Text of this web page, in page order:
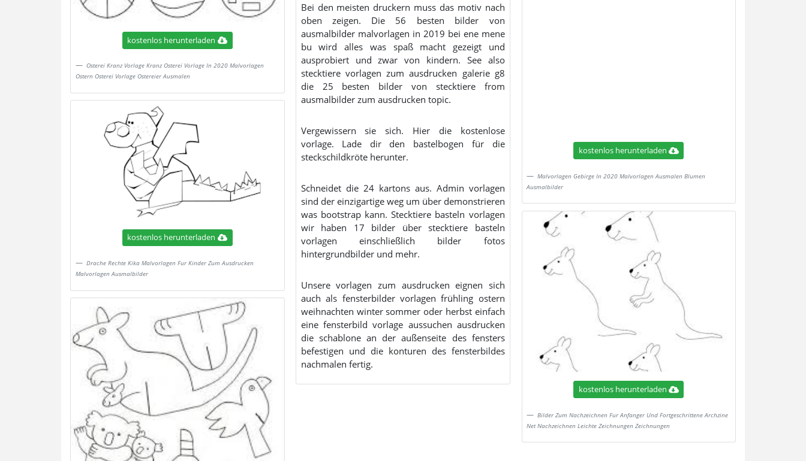
kostenlos herunterladen
Osterei Kranz Vorlage Kranz Osterei Vorlage In 2020 Malvorlagen
Ostern Osterei Vorlage Ostereier Ausmalen
kostenlos herunterladen
Drache Rechte Kika Malvorlagen Fur Kinder Zum Ausdrucken
Malvorlagen Ausmalbilder
Bei den meisten druckern muss das motiv nach
oben zeigen. Die 56 besten bilder von
ausmalbilder malvorlagen in 2019 bei ene mene
bu wird alles was spaß macht gezeigt und
ausprobiert und zwar von kindern. See also
stecktiere vorlagen zum ausdrucken galerie g8
die 25 besten bilder von stecktiere from
ausmalbilder zum ausdrucken topic.
Vergewissern sie sich. Hier die kostenlose
vorlage. Lade dir den bastelbogen für die
steckschildkröte herunter.
Schneidet die 24 kartons aus. Admin vorlagen
sind der einzigartige weg um über demonstrieren
was bootstrap kann. Stecktiere basteln vorlagen
wir haben 17 bilder über stecktiere basteln
vorlagen einschließlich bilder fotos
hintergrundbilder und mehr.
Unsere vorlagen zum ausdrucken eignen sich
auch als fensterbilder vorlagen frühling ostern
weihnachten winter sommer oder herbst einfach
eine fensterbild vorlage aussuchen ausdrucken
die schablone an der außenseite des fensters
befestigen und die konturen des fensterbildes
nachmalen fertig.
kostenlos herunterladen
Malvorlagen Gebirge In 2020 Malvorlagen Ausmalen Blumen
Ausmalbilder
kostenlos herunterladen
Bilder Zum Nachzeichnen Fur Anfanger Und Fortgeschrittene Archzine
Net Nachzeichnen Leichte Zeichnungen Zeichnungen